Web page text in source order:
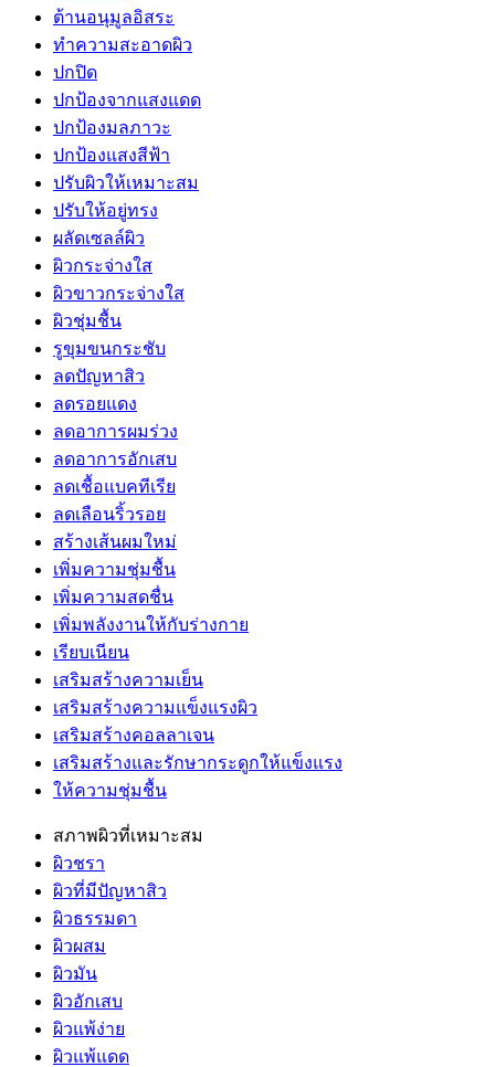
ต้านอนุมูลอิสระ
ทำความสะอาดผิว
ปกปิด
ปกป้องจากแสงแดด
ปกป้องมลภาวะ
ปกป้องแสงสีฟ้า
ปรับผิวให้เหมาะสม
ปรับให้อยู่ทรง
ผลัดเซลล์ผิว
ผิวกระจ่างใส
ผิวขาวกระจ่างใส
ผิวชุ่มชื้น
รูขุมขนกระชับ
ลดปัญหาสิว
ลดรอยแดง
ลดอาการผมร่วง
ลดอาการอักเสบ
ลดเชื้อแบคทีเรีย
ลดเลือนริ้วรอย
สร้างเส้นผมใหม่
เพิ่มความชุ่มชื้น
เพิ่มความสดชื่น
เพิ่มพลังงานให้กับร่างกาย
เรียบเนียน
เสริมสร้างความเย็น
เสริมสร้างความแข็งแรงผิว
เสริมสร้างคอลลาเจน
เสริมสร้างและรักษากระดูกให้แข็งแรง
ให้ความชุ่มชื้น
สภาพผิวที่เหมาะสม
ผิวชรา
ผิวที่มีปัญหาสิว
ผิวธรรมดา
ผิวผสม
ผิวมัน
ผิวอักเสบ
ผิวแพ้ง่าย
ผิวแพ้แดด